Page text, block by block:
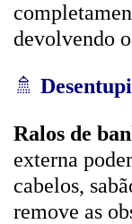
devolvendo
🚿
Ralos de
externa
cabelos,
remove as